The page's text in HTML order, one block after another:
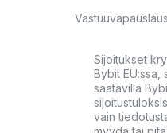
Sijoitukset
Bybit EU:ssa,
saatavilla
vain